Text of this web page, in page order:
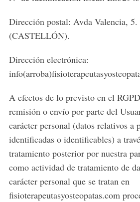
Dirección postal: Avda Valencia,
(CASTELLÓN).
Dirección electrónica:
A efectos de lo previsto en el
remisión o envío por parte del
carácter personal (datos relativos a
identificadas o identificables) a
tratamiento posterior por nuestra
como actividad de tratamiento de
carácter personal que se tratan en
fisioterapeutasyosteopatas.com